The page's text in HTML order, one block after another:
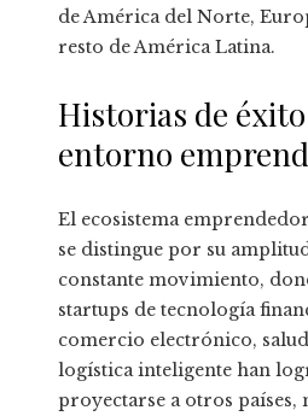
de América del Norte,
resto de América Latina.
Historias de
entorno
El ecosistema
se distingue por su
constante movimiento,
startups de tecnología
comercio electrónico,
logística inteligente han
proyectarse a otros países,